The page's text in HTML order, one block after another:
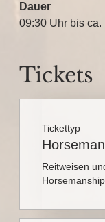
Dauer
09:30 Uhr bis ca.
Tickets
Tickettyp
Reitweisen